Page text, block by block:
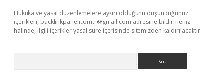
Hukuka ve yasal düzenlemelere aykırı olduğunu düşündüğünüz
içerikleri, backlinkpanelicomtr@gmail.com adresine bildirmeniz
halinde, ilgili içerikler yasal süre içerisinde sitemizden kaldırılacaktır.